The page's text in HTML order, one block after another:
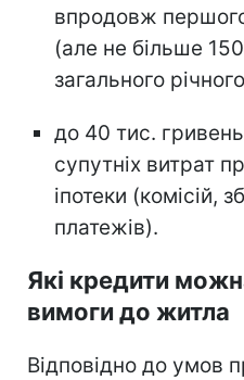
впродовж
(але не більше
загального
до 40 тис.
супутніх витрат
іпотеки (комісій,
платежів).
Які кредити
вимоги до житла
Відповідно до умов